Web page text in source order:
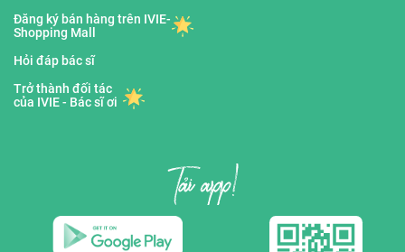
Đăng ký bán hàng trên IVIE-
Shopping Mall
Hỏi đáp bác sĩ
Trở thành đối tác
của IVIE - Bác sĩ ơi